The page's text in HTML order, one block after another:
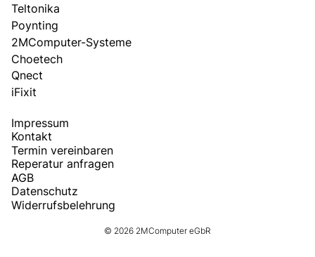
Teltonika
Poynting
2MComputer-Systeme
Choetech
Qnect
iFixit
Impressum
Kontakt
Termin vereinbaren
Reperatur anfragen
AGB
Datenschutz
Widerrufsbelehrung
© 2026 2MComputer eGbR